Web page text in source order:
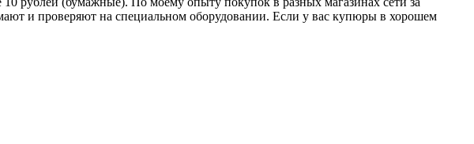
и проверяют на специальном оборудовании. Если у вас купюры в хорошем